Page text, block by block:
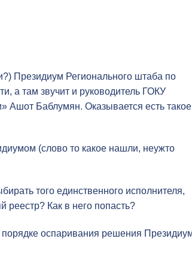
Президиум Регионального штаба по
а там звучит и руководитель ГОКУ
Ашот Баблумян. Оказывается есть такое
(слово то какое нашли, неужто
того единственного исполнителя,
Как в него попасть?
оспаривания решения